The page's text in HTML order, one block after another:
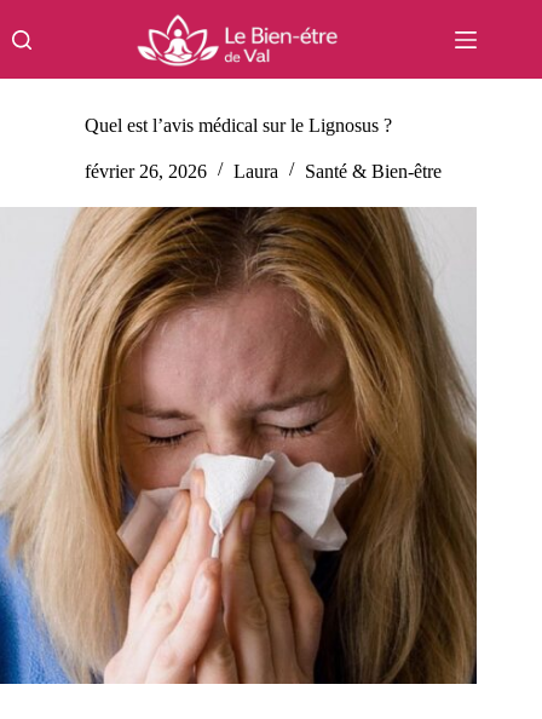
au
contenu
Quel est l’avis médical sur le Lignosus ?
février 26, 2026 Laura Santé & Bien-être